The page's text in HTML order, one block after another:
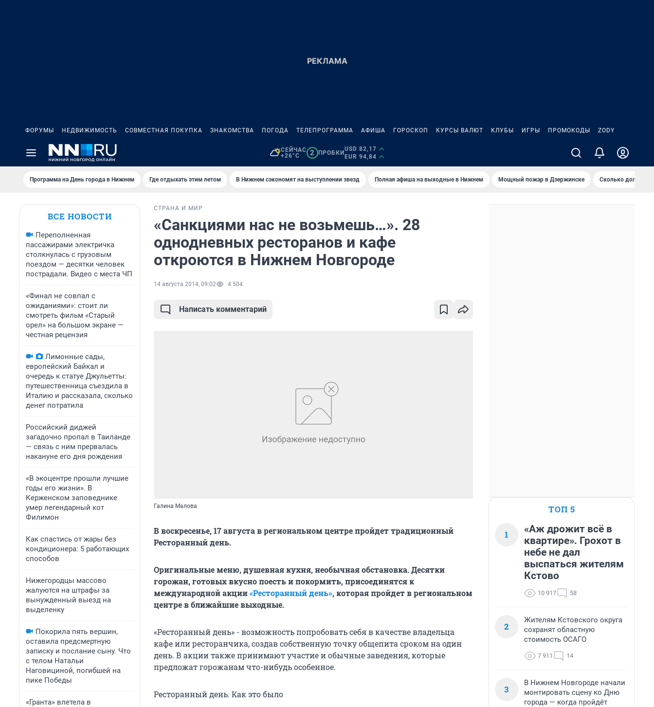
ФОРУМЫ НЕДВИЖИМОСТЬ СОВМЕСТНАЯ ПОКУПКА ЗНАКОМСТВА ПОГОДА ТЕЛЕПРОГРАММА АФИША ГОРОСКОП КУРСЫ ВАЛЮТ КЛУБЫ ИГРЫ ПРОМОКОДЫ ZODY
СЕЙЧАС
+26°C
2 ПРОБКИ
USD 82,17
EUR 94,84
Программа на День города в Нижнем Где отдыхать этим летом В Нижнем сэкономят на выступлении звезд Полная афиша на выходные в Нижнем Мощный пожар в Дзержинске Сколько должен
ВСЕ НОВОСТИ
Переполненная
пассажирами электричка
столкнулась с грузовым
поездом — десятки человек
пострадали. Видео с места ЧП
«Финал не совпал с
ожиданиями»: стоит ли
смотреть фильм «Старый
орел» на большом экране —
честная рецензия
Лимонные сады,
европейский Байкал и
очередь к статуе Джульетты:
путешественница съездила в
Италию и рассказала, сколько
денег потратила
Российский диджей
загадочно пропал в Таиланде
— связь с ним прервалась
накануне его дня рождения
«В экоцентре прошли лучшие
годы его жизни». В
Керженском заповеднике
умер легендарный кот
Филимон
Как спастись от жары без
кондиционера: 5 работающих
способов
Нижегородцы массово
жалуются на штрафы за
вынужденный выезд на
выделенку
Покорила пять вершин,
оставила предсмертную
записку и послание сыну. Что
с телом Натальи
Наговициной, погибшей на
пике Победы
«Гранта» влетела в
СТРАНА И МИР
«Санкциями нас не возьмешь…». 28
однодневных ресторанов и кафе
откроются в Нижнем Новгороде
14 августа 2014, 09:02 4 504
Написать комментарий
Галина Малова
В воскресенье, 17 августа в региональном центре пройдет традиционный
Ресторанный день.
Оригинальные меню, душевная кухня, необычная обстановка. Десятки
горожан, готовых вкусно поесть и покормить, присоединятся к
международной акции«Ресторанный день», которая пройдет в региональном
центре в ближайшие выходные.
«Ресторанный день» - возможность попробовать себя в качестве владельца
кафе или ресторанчика, создав собственную точку общепита сроком на один
день. В акции также принимают участие и обычные заведения, которые
предложат горожанам что-нибудь особенное.
Ресторанный день. Как это было
ТОП 5
1
«Аж дрожит всё в
квартире». Грохот в
небе не дал
выспаться жителям
Кстово
10 917 58
2
Жителям Кстовского округа
сохранят областную
стоимость ОСАГО
7 911 14
3
В Нижнем Новгороде начали
монтировать сцену ко Дню
города — когда пройдёт